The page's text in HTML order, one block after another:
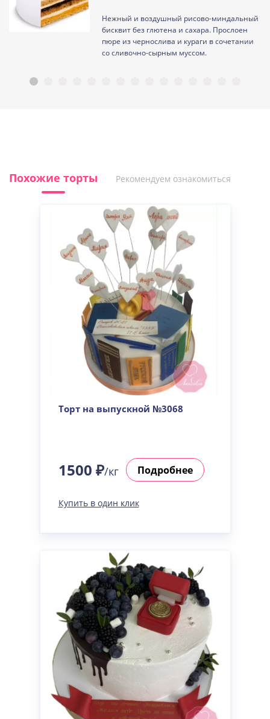
Нежный и воздушный рисово-миндальный
бисквит без глютена и сахара. Прослоен
пюре из чернослива и кураги в сочетании
со сливочно-сырным муссом.
Похожие торты Рекомендуем ознакомиться
Торт на выпускной №3068
1500 ₽/кг Подробнее
Купить в один клик